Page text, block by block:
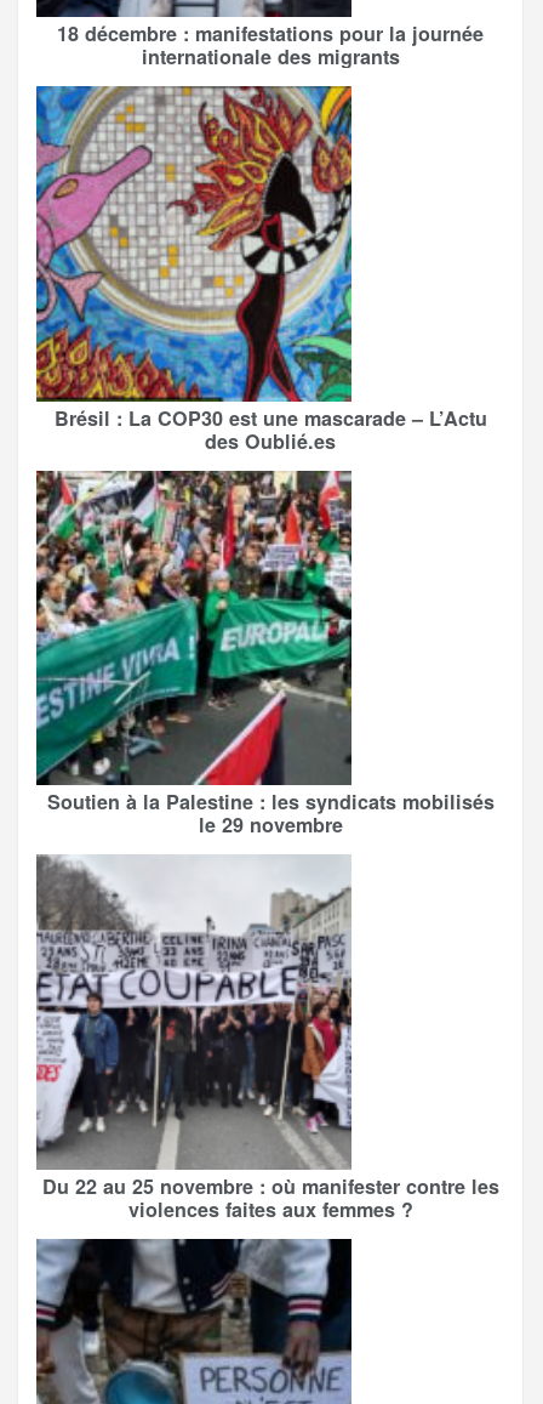
18 décembre : manifestations pour la journée
internationale des migrants
Brésil : La COP30 est une mascarade – L’Actu
des Oublié.es
Soutien à la Palestine : les syndicats mobilisés
le 29 novembre
Du 22 au 25 novembre : où manifester contre les
violences faites aux femmes ?